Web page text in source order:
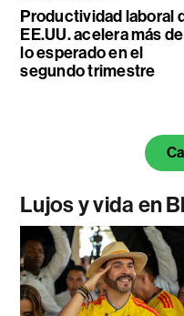
Productividad laboral
EE.UU. acelera más de
lo esperado en el
segundo trimestre
Lujos y vida en